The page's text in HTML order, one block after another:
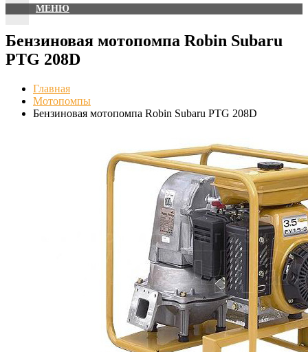
МЕНЮ
Бензиновая мотопомпа Robin Subaru
PTG 208D
Главная
Мотопомпы
Бензиновая мотопомпа Robin Subaru PTG 208D